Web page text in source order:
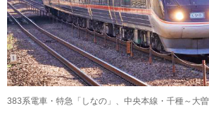
383系電車・特急「しなの」、中央本線・千種～大